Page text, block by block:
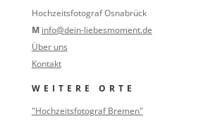
Hochzeitsfotograf Osnabrück
M info@dein-liebesmoment.de
Über uns
Kontakt
WEITERE ORTE
"Hochzeitsfotograf Bremen"